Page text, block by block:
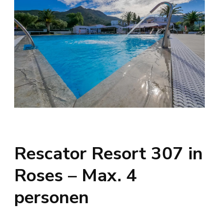
Rescator Resort 307 in
Roses – Max. 4
personen